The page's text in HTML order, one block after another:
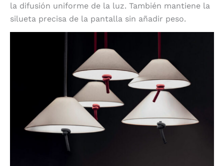
la difusión uniforme de la luz. También mantiene la
silueta precisa de la pantalla sin añadir peso.